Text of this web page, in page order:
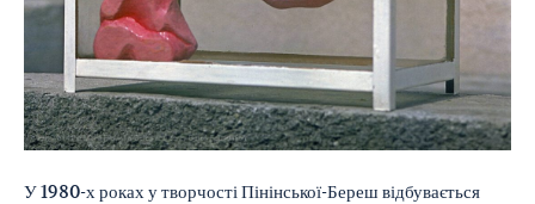
У 1980-х роках у творчості Пінінської-Береш відбувається